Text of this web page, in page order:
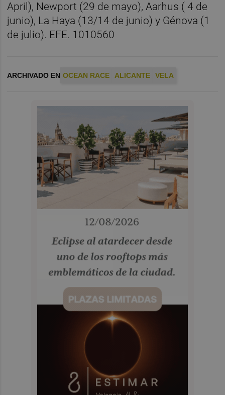
April), Newport (29 de mayo), Aarhus ( 4 de
junio), La Haya (13/14 de junio) y Génova (1
de julio). EFE. 1010560
ARCHIVADO EN OCEAN RACE ALICANTE VELA